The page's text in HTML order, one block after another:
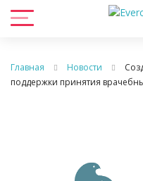
Главная Новости
поддержки принятия